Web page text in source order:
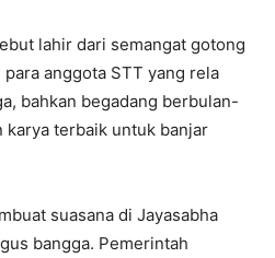
lahir dari semangat gotong
anggota STT yang rela
bahkan begadang berbulan-
karya terbaik untuk banjar
suasana di Jayasabha
bangga. Pemerintah